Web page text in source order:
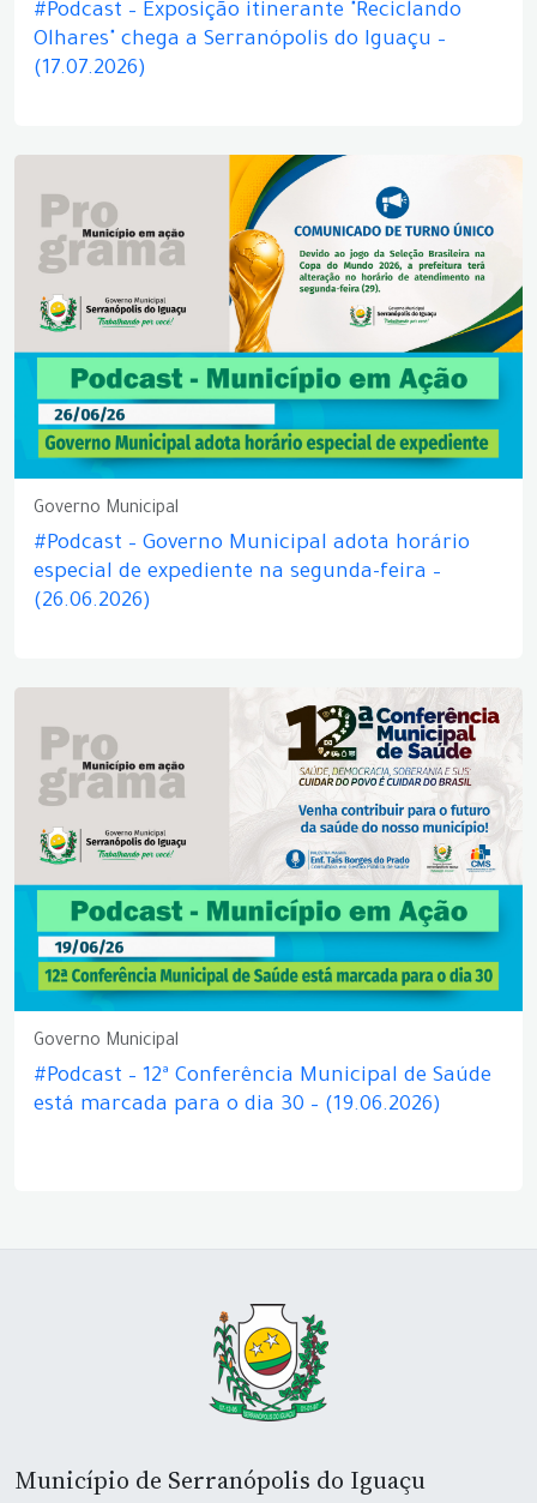
#Podcast – Exposição itinerante "Reciclando
Olhares" chega a Serranópolis do Iguaçu –
(17.07.2026)
Governo Municipal
#Podcast – Governo Municipal adota horário
especial de expediente na segunda-feira –
(26.06.2026)
Governo Municipal
#Podcast – 12ª Conferência Municipal de Saúde
está marcada para o dia 30 – (19.06.2026)
Município de Serranópolis do Iguaçu